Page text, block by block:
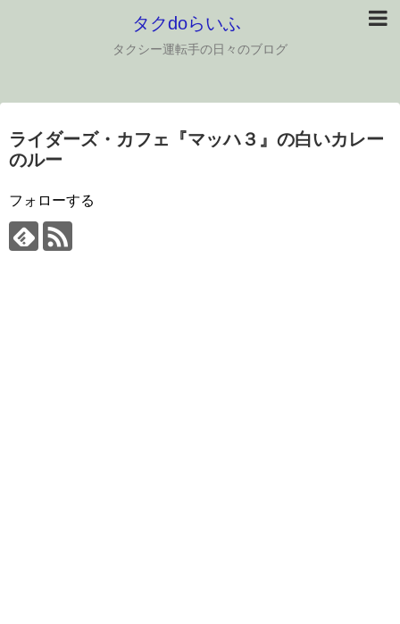
タクdoらいふ
タクシー運転手の日々のブログ
ライダーズ・カフェ『マッハ３』の白いカレー
のルー
フォローする